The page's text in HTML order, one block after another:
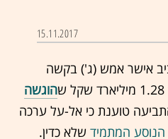
15.11.2017
אישר אמש (ג') בקשה
הוגשה
2015. התביעה טוענת כי אל-על ערכה
הנוסע המתמיד שלא כדין.